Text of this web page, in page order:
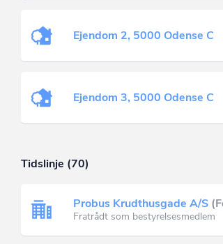
Ejendom 2, 5000 Odense C
Ejendom 3, 5000 Odense C
Tidslinje (70)
Probus Krudthusgade A/S
Fratrådt som bestyrelsesmedlem